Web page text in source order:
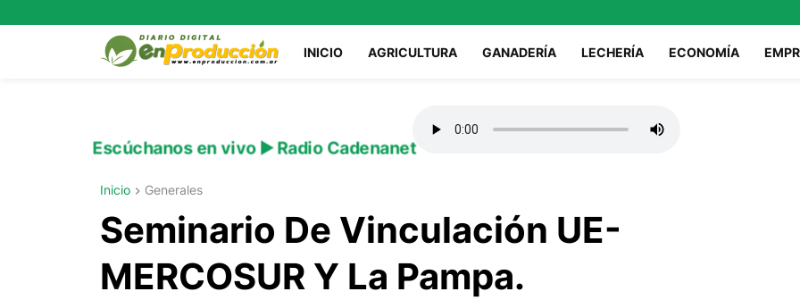
INICIO AGRICULTURA GANADERÍA LECHERÍA ECONOMÍA
Escúchanos en vivo ▶️ Radio Cadenanet
Inicio Generales
Seminario De Vinculación UE-
MERCOSUR Y La Pampa.